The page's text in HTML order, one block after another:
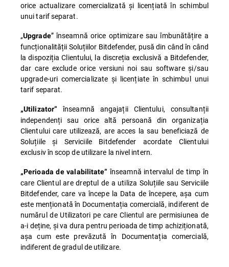
orice actualizare comercializată și licențiată în schimbul
unui tarif separat.
„Upgrade” înseamnă orice optimizare sau îmbunătățire a
funcționalității Soluțiilor Bitdefender, pusă din când în când
la dispoziția Clientului, la discreția exclusivă a Bitdefender,
dar care exclude orice versiuni noi sau software și/sau
upgrade-uri comercializate și licențiate în schimbul unui
tarif separat.
„Utilizator”
înseamnă angajații Clientului, consultanții
independenți sau orice altă persoană din organizația
Clientului care utilizează, are acces la sau beneficiază de
Soluțiile și Serviciile Bitdefender acordate Clientului
exclusiv în scop de utilizare la nivel intern.
„Perioada de valabilitate” înseamnă intervalul de timp în
care Clientul are dreptul de a utiliza Soluțiile sau Serviciile
Bitdefender, care va începe la Data de începere, așa cum
este menționată în Documentația comercială, indiferent de
numărul de Utilizatori pe care Clientul are permisiunea de
a-i deține, și va dura pentru perioada de timp achiziționată,
așa cum este prevăzută în Documentația comercială,
indiferent de gradul de utilizare.